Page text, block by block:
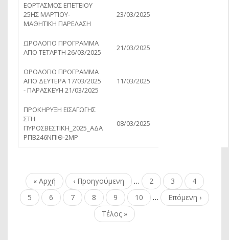
ΕΟΡΤΑΣΜΟΣ ΕΠΕΤΕΙΟΥ
25ΗΣ ΜΑΡΤΙΟΥ-
ΜΑΘΗΤΙΚΗ ΠΑΡΕΛΑΣΗ
23/03/2025
ΩΡΟΛΟΓΙΟ ΠΡΟΓΡΑΜΜΑ
ΑΠΟ ΤΕΤΑΡΤΗ 26/03/2025
21/03/2025
ΩΡΟΛΟΓΙΟ ΠΡΟΓΡΑΜΜΑ
ΑΠΟ ΔΕΥΤΕΡΑ 17/03/2025
- ΠΑΡΑΣΚΕΥΗ 21/03/2025
11/03/2025
ΠΡΟΚΗΡΥΞΗ ΕΙΣΑΓΩΓΗΣ
ΣΤΗ
ΠΥΡΟΣΒΕΣΤΙΚΗ_2025_ΑΔΑ
ΡΠΒ246ΝΠΙΘ-2ΜΡ
08/03/2025
Σελιδοποίηση
First
page
« Αρχή
Προηγούμενη
σελίδα
‹ Προηγούμενη … Page
2 Page
3 Page
4
Page
5
Τρέχουσα
σελίδα
6 Page
7 Page
8 Page
9 Page
10 …
Next
page
Επόμενη ›
Last
page
Τέλος »